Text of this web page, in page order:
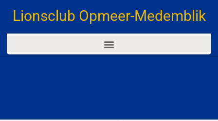
Lionsclub Opmeer-Medemblik